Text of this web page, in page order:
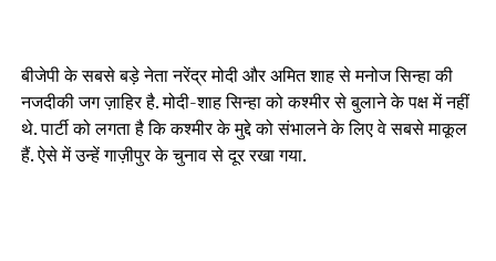
बीजेपी के सबसे बड़े नेता नरेंद्र मोदी और अमित शाह से मनोज सिन्हा की
नजदीकी जग ज़ाहिर है. मोदी-शाह सिन्हा को कश्मीर से बुलाने के पक्ष में नहीं
थे. पार्टी को लगता है कि कश्मीर के मुद्दे को संभालने के लिए वे सबसे माकूल
हैं. ऐसे में उन्हें गाज़ीपुर के चुनाव से दूर रखा गया.